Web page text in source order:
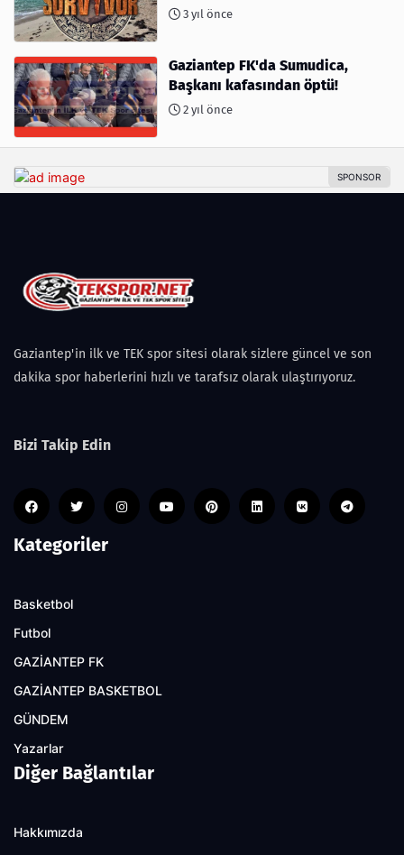
kimler var?
3 yıl önce
Gaziantep FK'da Sumudica,
Başkanı kafasından öptü!
2 yıl önce
Gaziantep'in ilk ve TEK spor sitesi olarak sizlere güncel ve son
dakika spor haberlerini hızlı ve tarafsız olarak ulaştırıyoruz.
Bizi Takip Edin
Kategoriler
Basketbol
Futbol
GAZİANTEP FK
GAZİANTEP BASKETBOL
GÜNDEM
Yazarlar
Diğer Bağlantılar
Hakkımızda